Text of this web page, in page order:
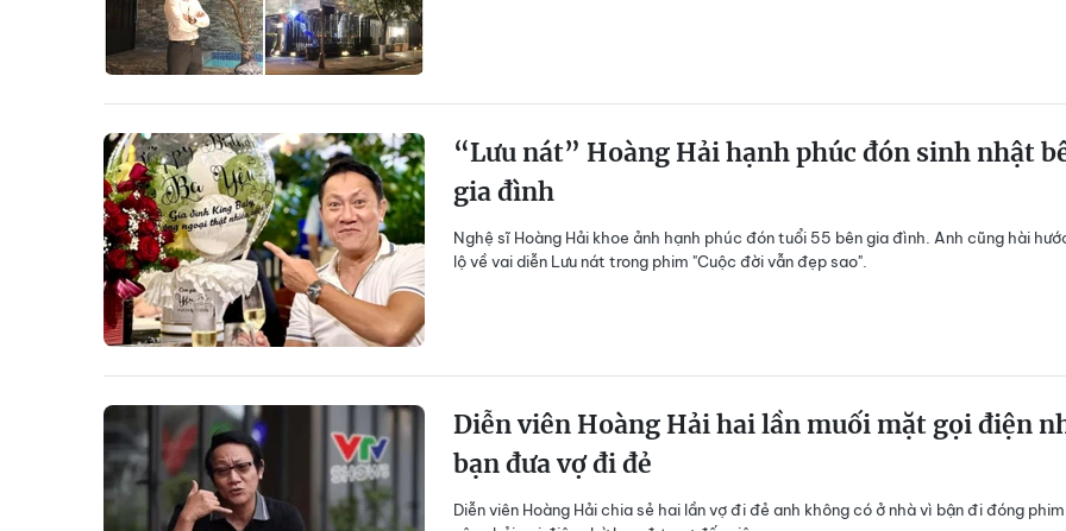
“Lưu nát” Hoàng Hải hạnh phúc đón sinh nhật
gia đình
Nghệ sĩ Hoàng Hải khoe ảnh hạnh phúc đón tuổi 55 bên gia đình. Anh cũng hài
lộ về vai diễn Lưu nát trong phim "Cuộc đời vẫn đẹp sao".
Diễn viên Hoàng Hải hai lần muối mặt gọi điện
bạn đưa vợ đi đẻ
Diễn viên Hoàng Hải chia sẻ hai lần vợ đi đẻ anh không có ở nhà vì bận đi đóng